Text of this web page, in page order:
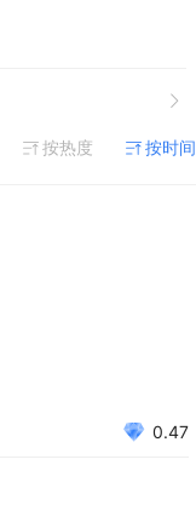
，调查事项包括但不
按热度 按时间
0.47